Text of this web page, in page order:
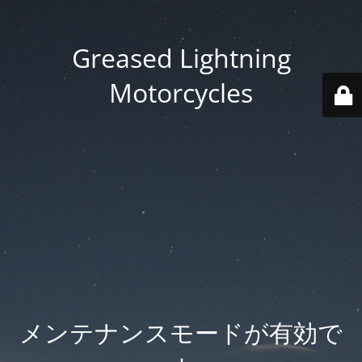
Greased Lightning
Motorcycles
メンテナンスモードが有効で